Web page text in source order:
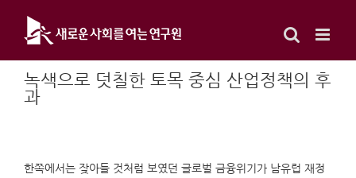
content
녹색으로 덧칠한 토목 중심 산업정책의 후
과
한쪽에서는 잦아들 것처럼 보였던 글로벌 금융위기가 남유럽 재정